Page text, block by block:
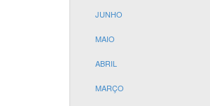
JUNHO
MAIO
ABRIL
MARÇO